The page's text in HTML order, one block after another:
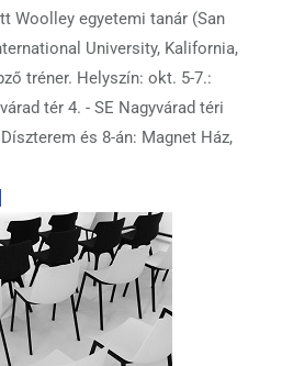
Woolley egyetemi tanár (San
University, Kalifornia,
tréner. Helyszín: okt. 5-7.:
tér 4. - SE Nagyvárad téri
és 8-án: Magnet Ház,